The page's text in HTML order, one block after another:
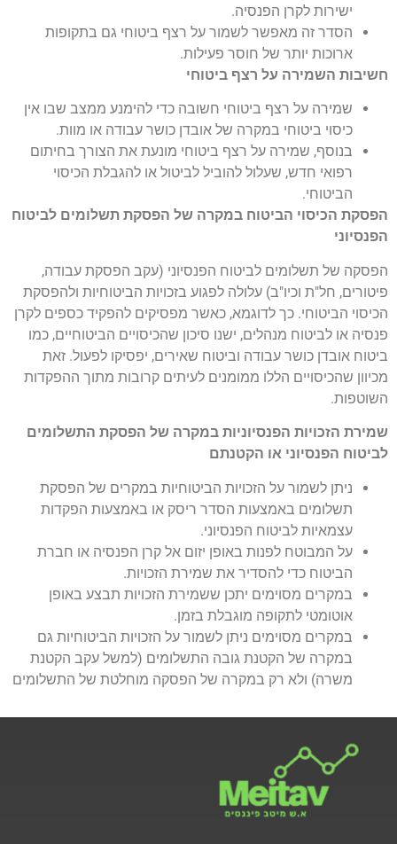
ישירות לקרן הפנסיה.
הסדר זה מאפשר לשמור על רצף ביטוחי גם בתקופות
ארוכות יותר של חוסר פעילות.
חשיבות השמירה על רצף ביטוחי
שמירה על רצף ביטוחי חשובה כדי להימנע ממצב שבו אין
כיסוי ביטוחי במקרה של אובדן כושר עבודה או מוות.
בנוסף, שמירה על רצף ביטוחי מונעת את הצורך בחיתום
רפואי חדש, שעלול להוביל לביטול או להגבלת הכיסוי
הביטוחי.
הפסקת הכיסוי הביטוח במקרה של הפסקת תשלומים לביטוח
הפנסיוני
הפסקה של תשלומים לביטוח הפנסיוני (עקב הפסקת עבודה,
פיטורים, חל"ת וכיו"ב) עלולה לפגוע בזכויות הביטוחיות ולהפסקת
הכיסוי הביטוחי. כך לדוגמא, כאשר מפסיקים להפקיד כספים לקרן
פנסיה או לביטוח מנהלים, ישנו סיכון שהכיסויים הביטוחיים, כמו
ביטוח אובדן כושר עבודה וביטוח שאירים, יפסיקו לפעול. זאת
מכיוון שהכיסויים הללו ממומנים לעיתים קרובות מתוך ההפקדות
השוטפות.
שמירת הזכויות הפנסיוניות במקרה של הפסקת התשלומים
לביטוח הפנסיוני או הקטנתם
ניתן לשמור על הזכויות הביטוחיות במקרים של הפסקת
תשלומים באמצעות הסדר ריסק או באמצעות הפקדות
עצמאיות לביטוח הפנסיוני.
על המבוטח לפנות באופן יזום אל קרן הפנסיה או חברת
הביטוח כדי להסדיר את שמירת הזכויות.
במקרים מסוימים יתכן ששמירת הזכויות תבצע באופן
אוטומטי לתקופה מוגבלת בזמן.
במקרים מסוימים ניתן לשמור על הזכויות הביטוחיות גם
במקרה של הקטנת גובה התשלומים (למשל עקב הקטנת
משרה) ולא רק במקרה של הפסקה מוחלטת של התשלומים